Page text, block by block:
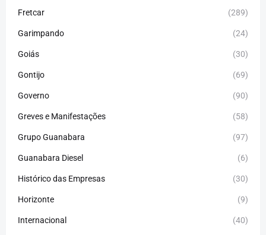
Fretcar (289)
Garimpando (24)
Goiás (30)
Gontijo (69)
Governo (90)
Greves e Manifestações (58)
Grupo Guanabara (97)
Guanabara Diesel (6)
Histórico das Empresas (30)
Horizonte (9)
Internacional (40)